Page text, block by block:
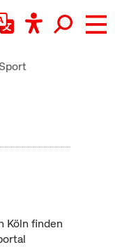
Köln finden